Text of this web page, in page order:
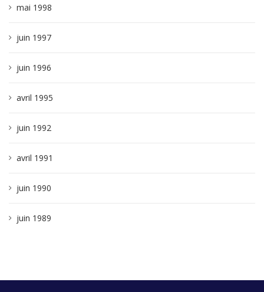
mai 1998
juin 1997
juin 1996
avril 1995
juin 1992
avril 1991
juin 1990
juin 1989